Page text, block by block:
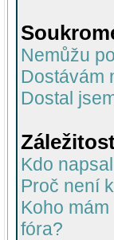
Nemůžu
Dostávám
Dostal
Kdo
Proč není
Koho
fóra?